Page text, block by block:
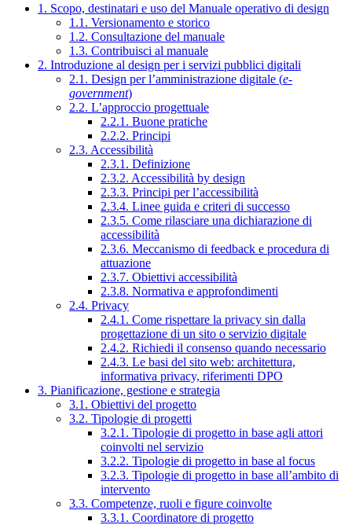
1. Scopo, destinatari e uso del Manuale operativo di design
1.1. Versionamento e storico
1.2. Consultazione del manuale
1.3. Contribuisci al manuale
2. Introduzione al design per i servizi pubblici digitali
2.1. Design per l’amministrazione digitale (e-
government)
2.2. L’approccio progettuale
2.2.1. Buone pratiche
2.2.2. Principi
2.3. Accessibilità
2.3.1. Definizione
2.3.2. Accessibilità by design
2.3.3. Principi per l’accessibilità
2.3.4. Linee guida e criteri di successo
2.3.5. Come rilasciare una dichiarazione di
accessibilità
2.3.6. Meccanismo di feedback e procedura di
attuazione
2.3.7. Obiettivi accessibilità
2.3.8. Normativa e approfondimenti
2.4. Privacy
2.4.1. Come rispettare la privacy sin dalla
progettazione di un sito o servizio digitale
2.4.2. Richiedi il consenso quando necessario
2.4.3. Le basi del sito web: architettura,
informativa privacy, riferimenti DPO
3. Pianificazione, gestione e strategia
3.1. Obiettivi del progetto
3.2. Tipologie di progetti
3.2.1. Tipologie di progetto in base agli attori
coinvolti nel servizio
3.2.2. Tipologie di progetto in base al focus
3.2.3. Tipologie di progetto in base all’ambito di
intervento
3.3. Competenze, ruoli e figure coinvolte
3.3.1. Coordinatore di progetto